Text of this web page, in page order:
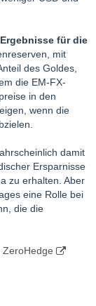
für die
mit
des Goldes,
die EM-FX-
in den
wenn die
damit
Ersparnisse
zu erhalten. Aber
eine Rolle bei
die die